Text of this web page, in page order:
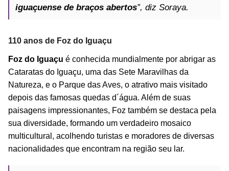
iguaçuense de braços abertos”, diz Soraya.
110 anos de Foz do Iguaçu
Foz do Iguaçu é conhecida mundialmente por abrigar as
Cataratas do Iguaçu, uma das Sete Maravilhas da
Natureza, e o Parque das Aves, o atrativo mais visitado
depois das famosas quedas d´água. Além de suas
paisagens impressionantes, Foz também se destaca pela
sua diversidade, formando um verdadeiro mosaico
multicultural, acolhendo turistas e moradores de diversas
nacionalidades que encontram na região seu lar.